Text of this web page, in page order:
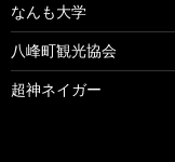
なんも大学
八峰町観光協会
超神ネイガー